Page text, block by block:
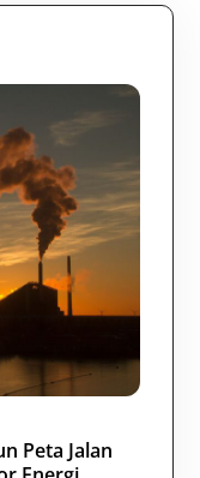
Peta Jalan